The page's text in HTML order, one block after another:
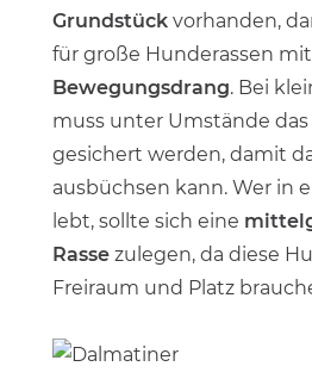
Grundstück vorhanden,
für große Hunderassen mit
Bewegungsdrang. Bei
muss unter Umstände
gesichert werden, damit
ausbüchsen kann. Wer in
lebt, sollte sich eine
Rasse zulegen, da diese
Freiraum und Platz